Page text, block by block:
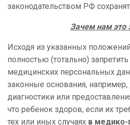
законодательством РФ
Зачем нам это
Исходя из указанных
полностью (тотально)
медицинских персональных
законные основания,
диагностики или
что ребенок здоров, если их
тех или иных случаях в медико-